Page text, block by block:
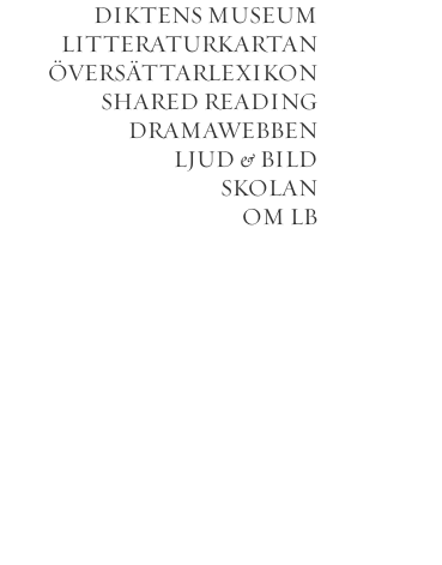
DIKTENS MUSEUM
LITTERATURKARTAN
ÖVERSÄTTARLEXIKON
SHARED READING
DRAMAWEBBEN
LJUD & BILD
SKOLAN
OM LB